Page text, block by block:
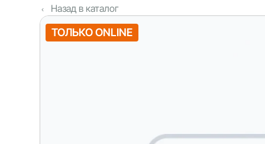
Назад в каталог
ТОЛЬКО ONLINE